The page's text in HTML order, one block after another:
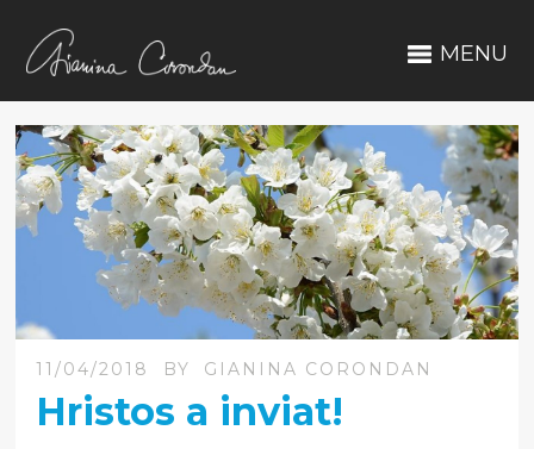
MENU
11/04/2018 BY GIANINA CORONDAN
Hristos a inviat!